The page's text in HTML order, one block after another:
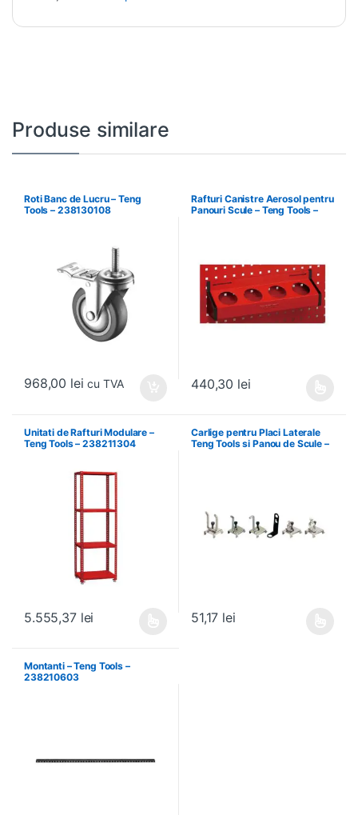
Produse similare
Roti Banc de Lucru – Teng
Tools – 238130108
968,00 lei cu TVA
Rafturi Canistre Aerosol pentru
Panouri Scule – Teng Tools –
440,30 lei
Unitati de Rafturi Modulare –
Teng Tools – 238211304
5.555,37 lei
Carlige pentru Placi Laterale
Teng Tools si Panou de Scule –
51,17 lei
Montanti – Teng Tools –
238210603